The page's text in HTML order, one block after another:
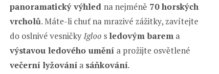
panoramatický výhled na nejméně 70 horských
vrcholů. Máte-li chuť na mrazivé zážitky, zavítejte
do oslnivé vesničkyIgloo s ledovým barem a
výstavou ledového umění a prožijte osvětlené
večerní lyžování a sáňkování.